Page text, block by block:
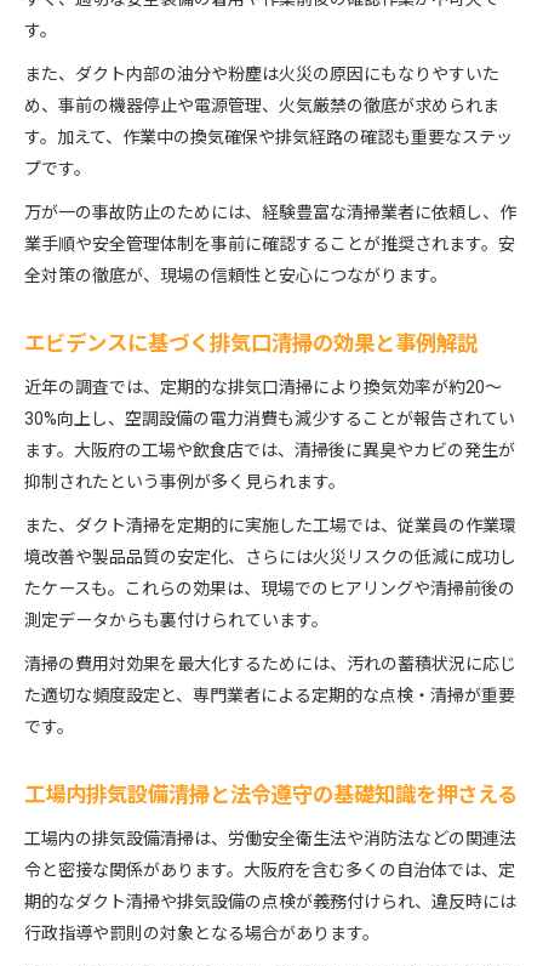
す。
また、ダクト内部の油分や粉塵は火災の原因にもなりやすいた
め、事前の機器停止や電源管理、火気厳禁の徹底が求められま
す。加えて、作業中の換気確保や排気経路の確認も重要なステッ
プです。
万が一の事故防止のためには、経験豊富な清掃業者に依頼し、作
業手順や安全管理体制を事前に確認することが推奨されます。安
全対策の徹底が、現場の信頼性と安心につながります。
エビデンスに基づく排気口清掃の効果と事例解説
近年の調査では、定期的な排気口清掃により換気効率が約20〜
30%向上し、空調設備の電力消費も減少することが報告されてい
ます。大阪府の工場や飲食店では、清掃後に異臭やカビの発生が
抑制されたという事例が多く見られます。
また、ダクト清掃を定期的に実施した工場では、従業員の作業環
境改善や製品品質の安定化、さらには火災リスクの低減に成功し
たケースも。これらの効果は、現場でのヒアリングや清掃前後の
測定データからも裏付けられています。
清掃の費用対効果を最大化するためには、汚れの蓄積状況に応じ
た適切な頻度設定と、専門業者による定期的な点検・清掃が重要
です。
工場内排気設備清掃と法令遵守の基礎知識を押さえる
工場内の排気設備清掃は、労働安全衛生法や消防法などの関連法
令と密接な関係があります。大阪府を含む多くの自治体では、定
期的なダクト清掃や排気設備の点検が義務付けられ、違反時には
行政指導や罰則の対象となる場合があります。